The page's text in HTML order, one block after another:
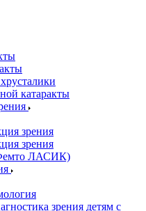
катаракты
зрения
зрения
ЛАСИК)
зрения детям c